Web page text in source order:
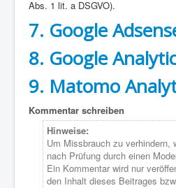
Abs. 1 lit. a DSGVO).
7. Google
8. Google
9. Matomo
Kommentar schreiben
Hinweise:
Um Missbrauch zu verhindern,
nach Prüfung durch einen
Ein Kommentar wird nur
den Inhalt dieses Beitrages